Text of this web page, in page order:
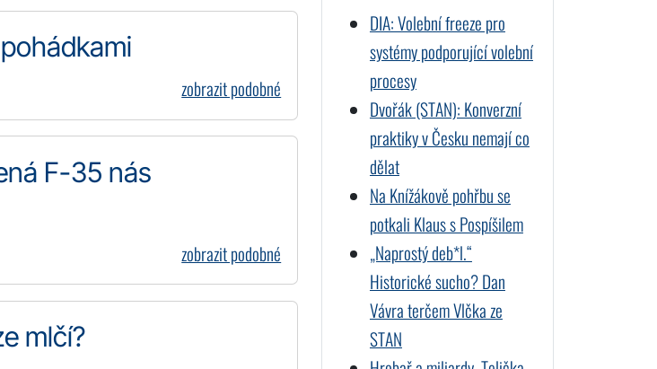
zobrazit podobné
F-35 nás
zobrazit podobné
mlčí?
DIA: Volební freeze pro
systémy podporující volební
procesy
Dvořák (STAN): Konverzní
praktiky v Česku nemají co
dělat
Na Knížákově pohřbu se
potkali Klaus s Pospíšilem
„Naprostý deb*l.“
Historické sucho? Dan
Vávra terčem Vlčka ze
STAN